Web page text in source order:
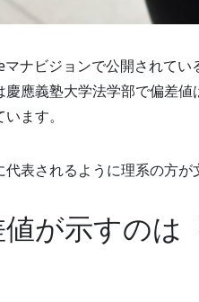
マナビジョンで公開されて
慶應義塾大学法学部で偏差
ます。
代表されるように理系の方が
が示すのは